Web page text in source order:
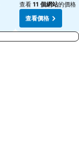
查看 11 個網站的價格
查看價格